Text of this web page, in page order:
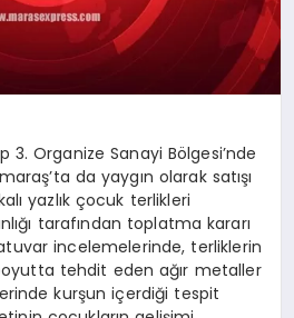
3. Organize Sanayi Bölgesi’nde
da yaygın olarak satışı
yazlık çocuk terlikleri
tarafından toplatma kararı
incelemelerinde, terliklerin
tehdit eden ağır metaller
kurşun içerdiği tespit